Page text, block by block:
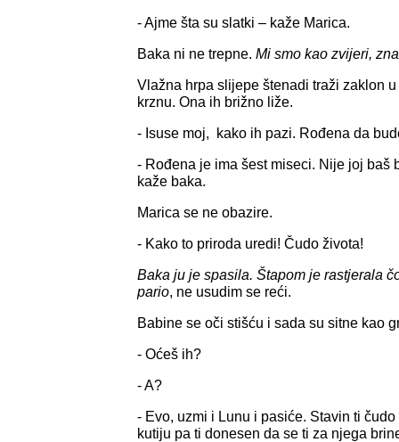
- Ajme šta su slatki – kaže Marica.
Baka ni ne trepne. Mi smo kao zvijeri,
Vlažna hrpa slijepe štenadi traži zaklon
krznu. Ona ih brižno liže.
- Isuse moj, kako ih pazi. Rođena da
- Rođena je ima šest miseci. Nije joj baš
kaže baka.
Marica se ne obazire.
- Kako to priroda uredi! Čudo života!
Baka ju je spasila. Štapom je rastjerala
pario, ne usudim se reći.
Babine se oči stišću i sada su sitne kao
- Oćeš ih?
- A?
- Evo, uzmi i Lunu i pasiće. Stavin ti
kutiju pa ti donesen da se ti za njega